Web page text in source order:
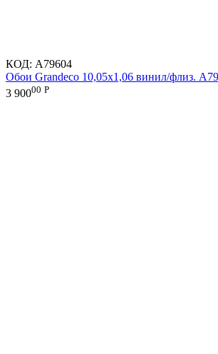
КОД: A79604
Обои Grandeco 10,05х1,06 винил/флиз.
3 90000 Р